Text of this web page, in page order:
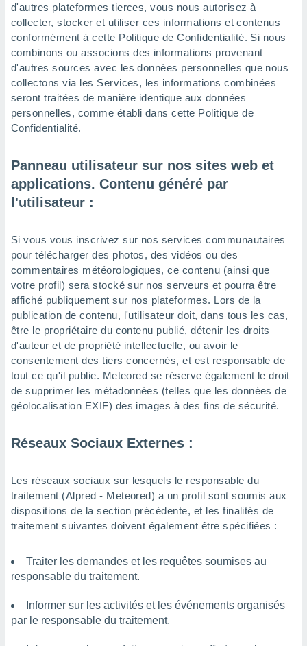
d'autres plateformes tierces, vous nous autorisez à
collecter, stocker et utiliser ces informations et contenus
conformément à cette Politique de Confidentialité. Si nous
combinons ou associons des informations provenant
d'autres sources avec les données personnelles que nous
collectons via les Services, les informations combinées
seront traitées de manière identique aux données
personnelles, comme établi dans cette Politique de
Confidentialité.
Panneau utilisateur sur nos sites web et
applications. Contenu généré par
l'utilisateur :
Si vous vous inscrivez sur nos services communautaires
pour télécharger des photos, des vidéos ou des
commentaires météorologiques, ce contenu (ainsi que
votre profil) sera stocké sur nos serveurs et pourra être
affiché publiquement sur nos plateformes. Lors de la
publication de contenu, l'utilisateur doit, dans tous les cas,
être le propriétaire du contenu publié, détenir les droits
d'auteur et de propriété intellectuelle, ou avoir le
consentement des tiers concernés, et est responsable de
tout ce qu'il publie. Meteored se réserve également le droit
de supprimer les métadonnées (telles que les données de
géolocalisation EXIF) des images à des fins de sécurité.
Réseaux Sociaux Externes :
Les réseaux sociaux sur lesquels le responsable du
traitement (Alpred - Meteored) a un profil sont soumis aux
dispositions de la section précédente, et les finalités de
traitement suivantes doivent également être spécifiées :
Traiter les demandes et les requêtes soumises au
responsable du traitement.
Informer sur les activités et les événements organisés
par le responsable du traitement.